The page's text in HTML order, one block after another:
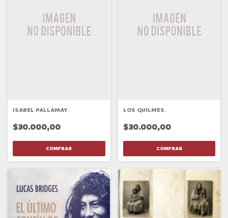
ISABEL PALLAMAY
$30.000,00
LOS QUILMES.
$30.000,00